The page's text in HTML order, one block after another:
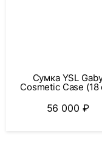
Сумка YSL
Cosmetic Case (18
56 000 ₽